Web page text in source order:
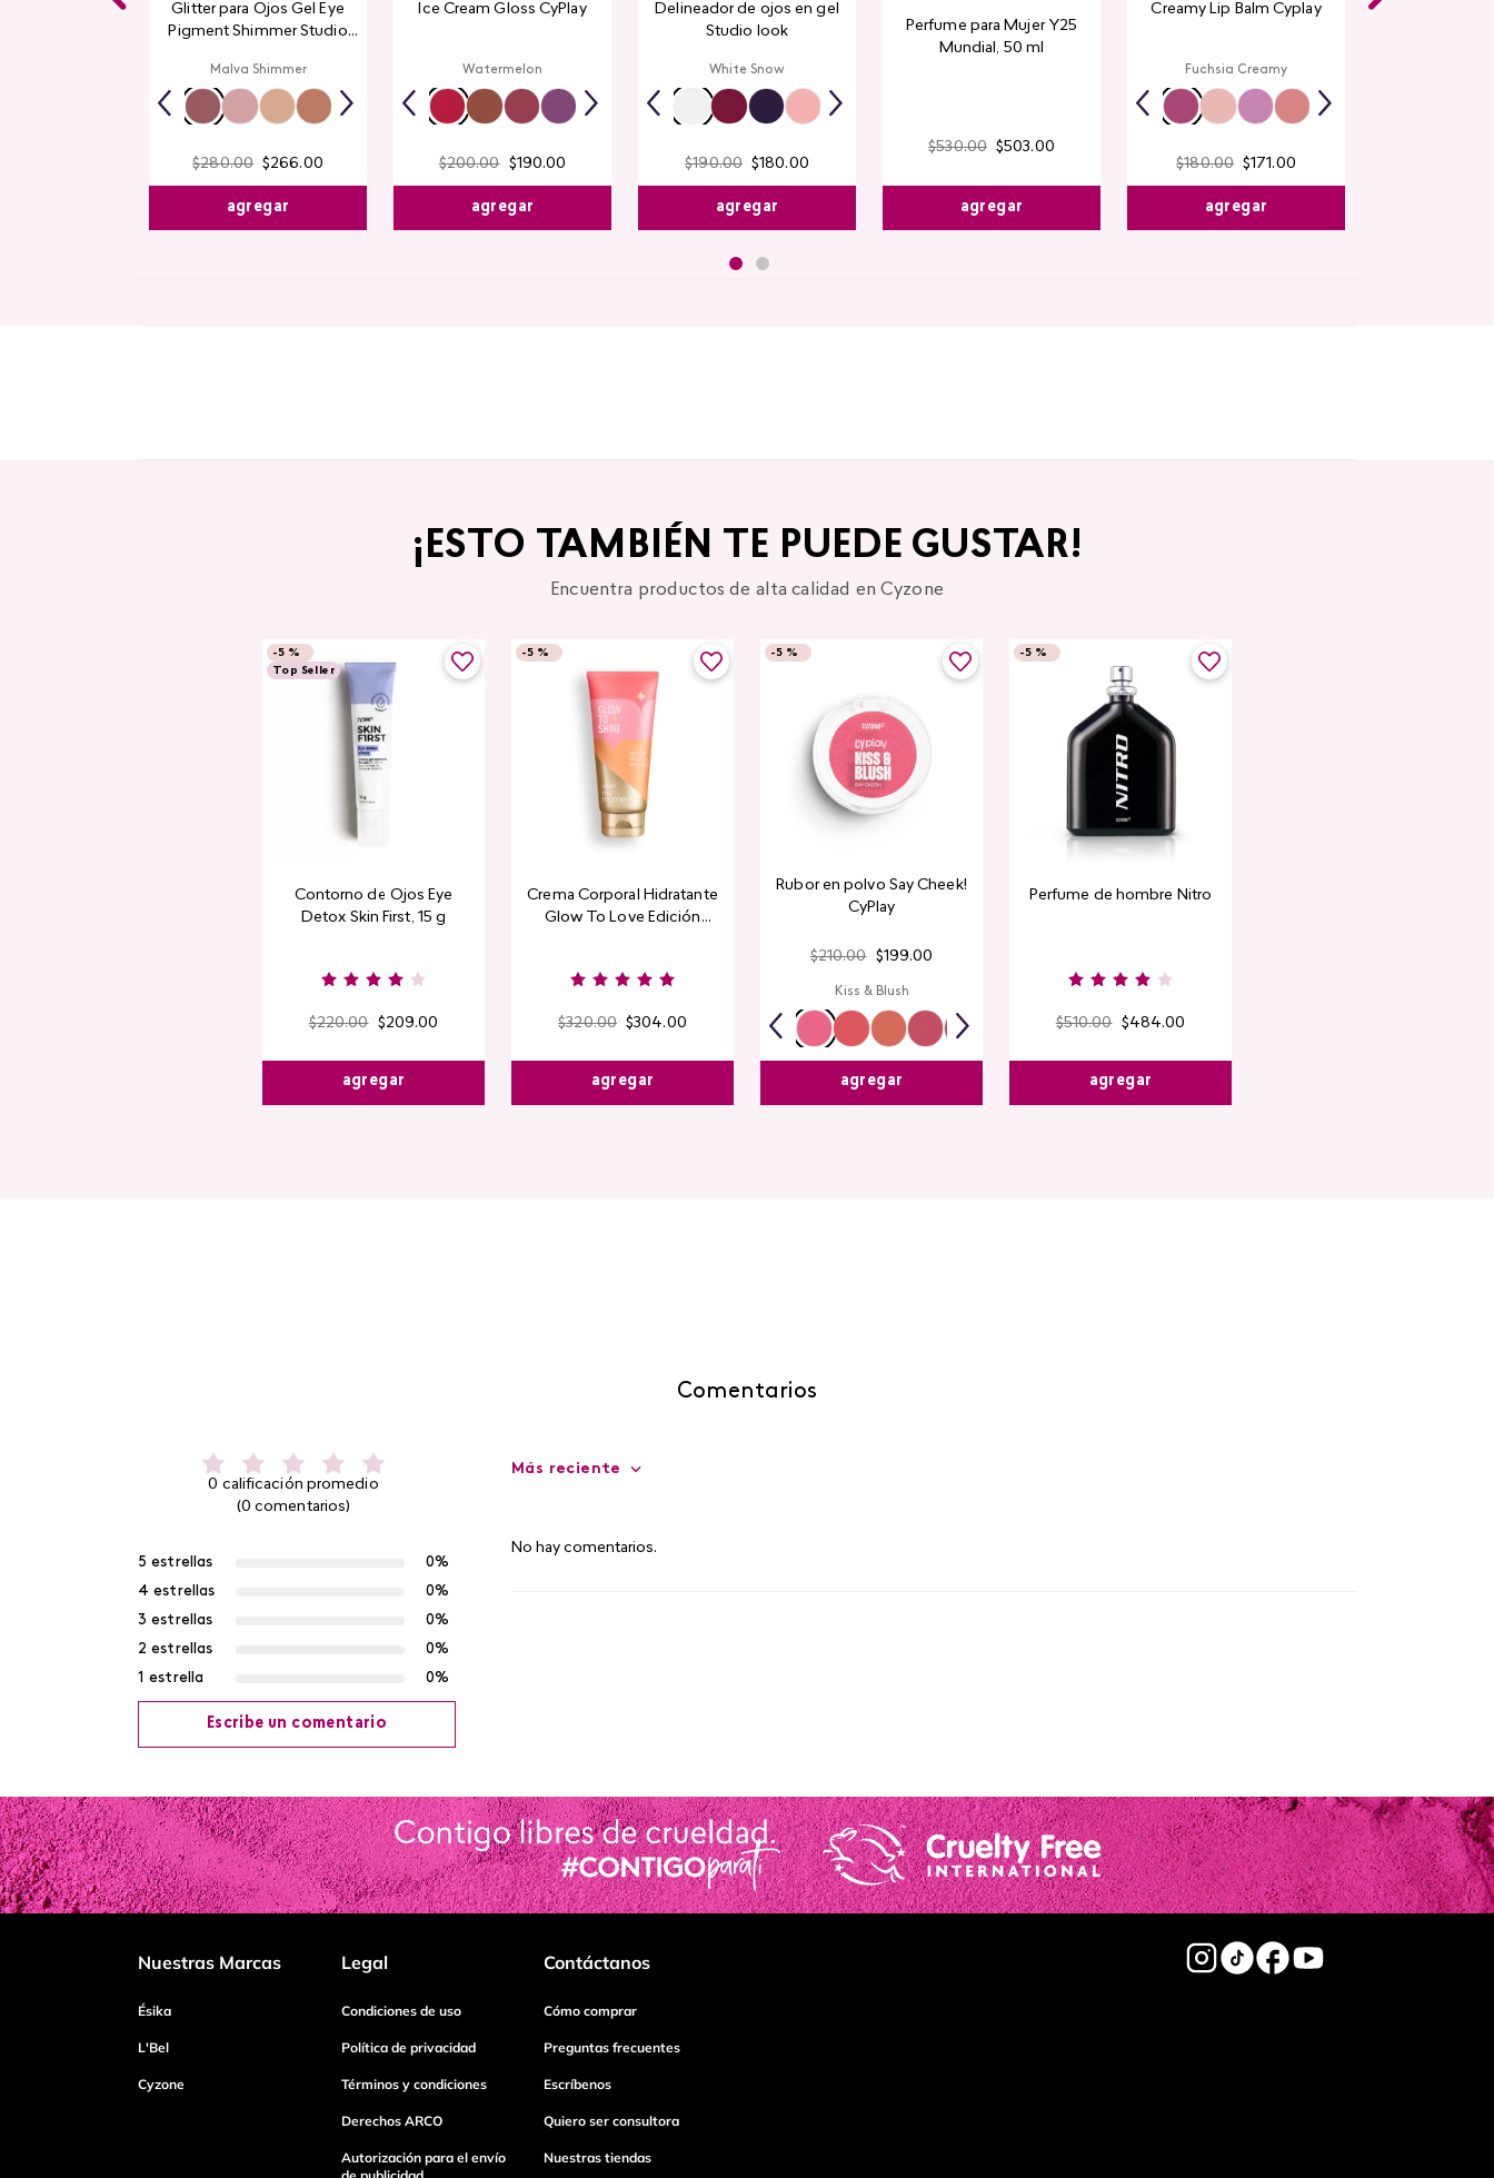
Glitter para Ojos Gel Eye
Pigment Shimmer Studio
Malva Shimmer
$280.00 $266.00
agregar
Ice Cream Gloss CyPlay
Watermelon
$200.00 $190.00
agregar
Delineador de ojos en gel
Studio look
White Snow
$190.00 $180.00
agregar
Perfume para Mujer Y25
Mundial​, 50 ml
$530.00 $503.00
agregar
Creamy Lip Balm Cyplay
Fuchsia Creamy
$180.00 $171.00
agregar
¡ESTO TAMBIÉN TE PUEDE GUSTAR!
Encuentra productos de alta calidad en Cyzone
-5 %
Top Seller
Contorno de Ojos Eye
Detox Skin First, 15 g
$220.00 $209.00
agregar
-5 %
Crema Corporal Hidratante
Glow To Love Edición
$320.00 $304.00
agregar
-5 %
Rubor en polvo Say Cheek!
CyPlay
$210.00 $199.00
Kiss & Blush
agregar
-5 %
Perfume de hombre Nitro
$510.00 $484.00
agregar
Comentarios
0 calificación promedio
(0 comentarios)
5 estrellas
0%
4 estrellas
0%
3 estrellas
0%
2 estrellas
0%
1 estrella
0%
Escribe un comentario
Agregar comentario
Título
Tu nombre
Dirección de email
Más reciente
No hay comentarios.
Nuestras Marcas
Ésika
L'Bel
Cyzone
Legal
Condiciones de uso
Política de privacidad
Términos y condiciones
Derechos ARCO
Autorización para el envío
Contáctanos
Cómo comprar
Preguntas frecuentes
Escríbenos
Quiero ser consultora
Nuestras tiendas